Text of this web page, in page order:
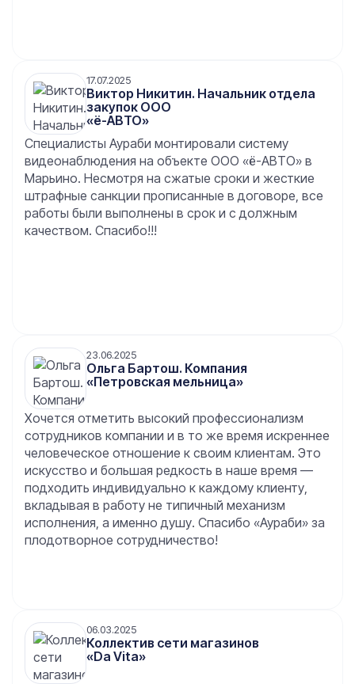
17.07.2025
Виктор Никитин. Начальник отдела
закупок ООО
«ё-АВТО»
Специалисты Аураби монтировали систему
видеонаблюдения на объекте ООО «ё-АВТО» в
Марьино. Несмотря на сжатые сроки и жесткие
штрафные санкции прописанные в договоре, все
работы были выполнены в срок и с должным
качеством. Спасибо!!!
23.06.2025
Ольга Бартош. Компания
«Петровская мельница»
Хочется отметить высокий профессионализм
сотрудников компании и в то же время искреннее
человеческое отношение к своим клиентам. Это
искусство и большая редкость в наше время —
подходить индивидуально к каждому клиенту,
вкладывая в работу не типичный механизм
исполнения, а именно душу. Спасибо «Аураби» за
плодотворное сотрудничество!
06.03.2025
Коллектив сети магазинов
«Da Vita»